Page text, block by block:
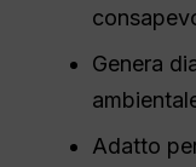
Genera
Adatto